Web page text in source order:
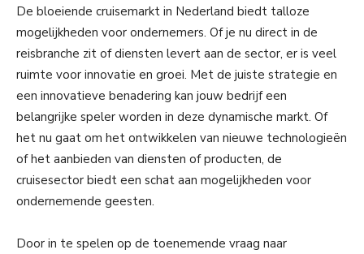
De bloeiende cruisemarkt in Nederland biedt talloze
mogelijkheden voor ondernemers. Of je nu direct in de
reisbranche zit of diensten levert aan de sector, er is veel
ruimte voor innovatie en groei. Met de juiste strategie en
een innovatieve benadering kan jouw bedrijf een
belangrijke speler worden in deze dynamische markt. Of
het nu gaat om het ontwikkelen van nieuwe technologieën
of het aanbieden van diensten of producten, de
cruisesector biedt een schat aan mogelijkheden voor
ondernemende geesten.
Door in te spelen op de toenemende vraag naar